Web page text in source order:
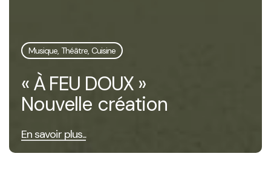
Musique, Théâtre, Cuisine
« À FEU DOUX »
Nouvelle création
En savoir plus...